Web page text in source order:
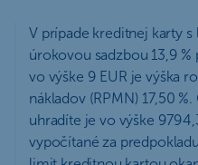
V prípade kreditnej karty
úrokovou sadzbou 13,9
vo výške 9 EUR je výška
nákladov (RPMN) 17,50
uhradíte je vo výške
vypočítané za